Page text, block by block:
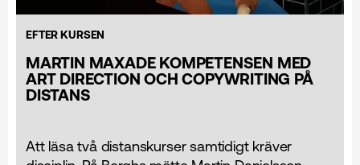
EFTER KURSEN
MARTIN MAXADE KOMPETENSEN MED
ART DIRECTION OCH COPYWRITING PÅ
DISTANS
Att läsa två distanskurser samtidigt kräver